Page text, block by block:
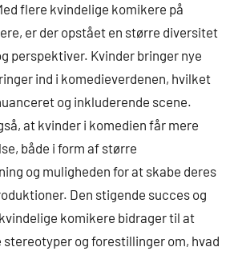
flere kvindelige komikere på
er der opstået en større diversitet
perspektiver. Kvinder bringer nye
ind i komedieverdenen, hvilket
og inkluderende scene.
at kvinder i komedien får mere
både i form af større
og muligheden for at skabe deres
Den stigende succes og
komikere bidrager til at
stereotyper og forestillinger om, hvad